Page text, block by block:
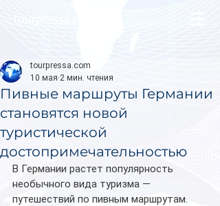
Пивные маршруты Германии
становятся новой
туристической
достопримечательностью
tourpressa.com
10 мая 2 мин. чтения
В Германии растет популярность
необычного вида туризма —
путешествий по пивным маршрутам.